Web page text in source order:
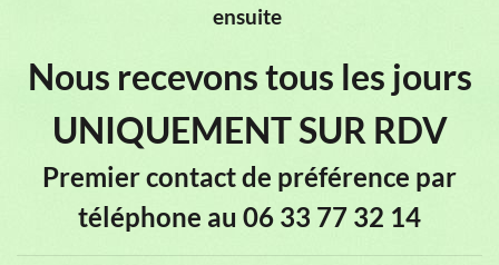
ensuite
Nous recevons tous les jours
UNIQUEMENT SUR RDV
Premier contact de préférence par
téléphone au 06 33 77 32 14